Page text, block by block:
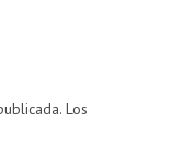
Los